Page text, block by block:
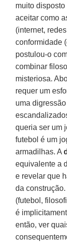
muito
aceitar como
(internet,
conformidade
postulou-o
combinar
misteriosa.
requer um
uma
queria ser um
futebol é um
armadilhas. A
equivalente a
e revelar que
da
(futebol,
é
então, ver